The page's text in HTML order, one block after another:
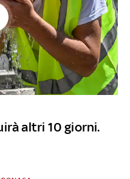
altri 10 giorni.